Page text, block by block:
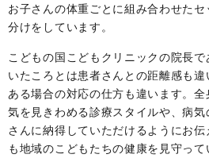
お子さんの体重ごとに組み合わせた
分けをしています。
こどもの国こどもクリニックの院長
いたころとは患者さんとの距離感も
ある場合の対応の仕方も違います。
気を見きわめる診療スタイルや、病
さんに納得していただけるようにお
も地域のこどもたちの健康を見守って